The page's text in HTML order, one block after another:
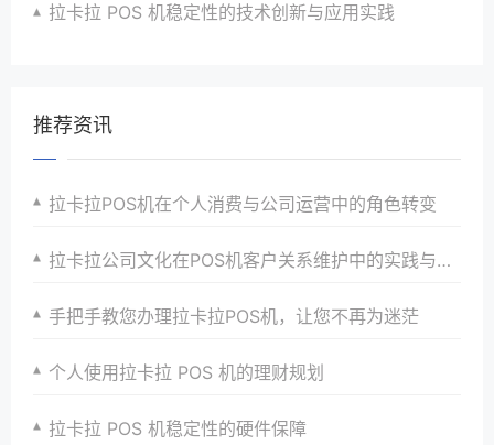
拉卡拉 POS 机稳定性的技术创新与应用实践
推荐资讯
拉卡拉POS机在个人消费与公司运营中的角色转变
拉卡拉公司文化在POS机客户关系维护中的实践与应用
手把手教您办理拉卡拉POS机，让您不再为迷茫
个人使用拉卡拉 POS 机的理财规划
拉卡拉 POS 机稳定性的硬件保障